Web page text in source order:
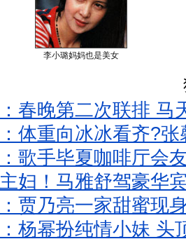
李小璐妈妈也是美女
春晚第二次联排 马
体重向冰冰看齐?
歌手毕夏咖啡厅会
妇！马雅舒驾豪华
贾乃亮一家甜蜜现
杨幂扮纯情小妹 头